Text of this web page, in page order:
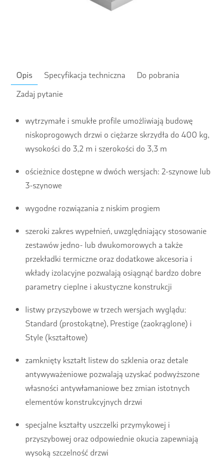
Opis Specyfikacja techniczna
Do pobrania
Zadaj pytanie
wytrzymałe i smukłe profile umożliwiają budowę
niskoprogowych drzwi o ciężarze skrzydła do 400 kg,
wysokości do 3,2 m i szerokości do 3,3 m
ościeżnice dostępne w dwóch wersjach: 2-szynowe lub
3-szynowe
wygodne rozwiązania z niskim progiem
szeroki zakres wypełnień, uwzględniający stosowanie
zestawów jedno- lub dwukomorowych a także
przekładki termiczne oraz dodatkowe akcesoria i
wkłady izolacyjne pozwalają osiągnąć bardzo dobre
parametry cieplne i akustyczne konstrukcji
listwy przyszybowe w trzech wersjach wyglądu:
Standard (prostokątne), Prestige (zaokrąglone) i
Style (kształtowe)
zamknięty kształt listew do szklenia oraz detale
antywyważeniowe pozwalają uzyskać podwyższone
własności antywłamaniowe bez zmian istotnych
elementów konstrukcyjnych drzwi
specjalne kształty uszczelki przymykowej i
przyszybowej oraz odpowiednie okucia zapewniają
wysoką szczelność drzwi